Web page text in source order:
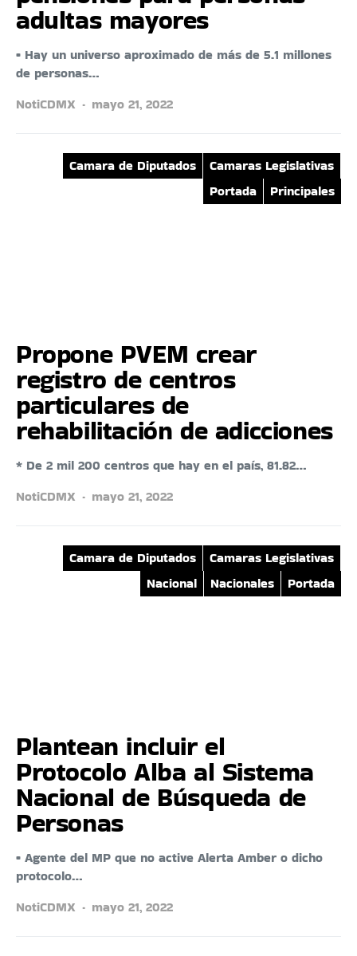
adultas mayores
• Hay un universo aproximado de más de 5.1 millones
de personas…
NotiCDMX
mayo 21, 2022
Camara de Diputados
Camaras Legislativas
Portada
Principales
Propone PVEM crear
registro de centros
particulares de
rehabilitación de adicciones
* De 2 mil 200 centros que hay en el país, 81.82…
NotiCDMX
mayo 21, 2022
Camara de Diputados
Camaras Legislativas
Nacional
Nacionales Portada
Plantean incluir el
Protocolo Alba al Sistema
Nacional de Búsqueda de
Personas
• Agente del MP que no active Alerta Amber o dicho
protocolo…
NotiCDMX
mayo 21, 2022